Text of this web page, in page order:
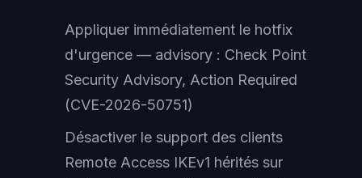
Appliquer immédiatement le hotfix
d'urgence — advisory : Check Point
Security Advisory, Action Required
(CVE-2026-50751)
Désactiver le support des clients
Remote Access IKEv1 hérités sur